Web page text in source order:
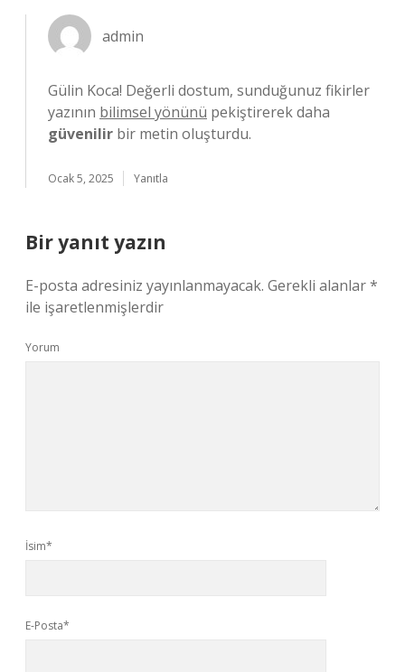
admin
Gülin Koca! Değerli dostum, sunduğunuz fikirler
yazının bilimsel yönünü pekiştirerek daha
güvenilir bir metin oluşturdu.
Ocak 5, 2025 Yanıtla
Bir yanıt yazın
E-posta adresiniz yayınlanmayacak. Gerekli alanlar*
ile işaretlenmişlerdir
Yorum
İsim*
E-Posta*